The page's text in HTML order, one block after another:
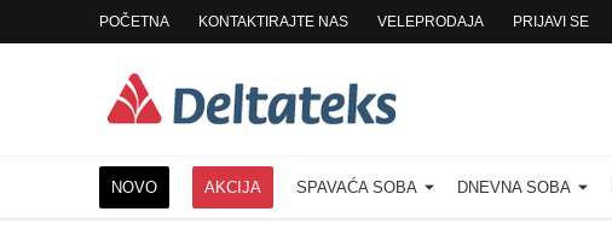
POČETNA KONTAKTIRAJTE NAS VELEPRODAJA PRIJAVI SE
NOVO AKCIJA SPAVAĆA SOBA DNEVNA SOBA